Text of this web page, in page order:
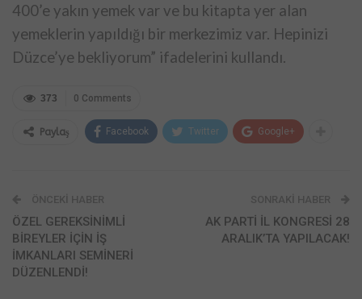
400’e yakın yemek var ve bu kitapta yer alan
yemeklerin yapıldığı bir merkezimiz var. Hepinizi
Düzce’ye bekliyorum” ifadelerini kullandı.
0 Comments
373
Paylaş Facebook Twitter Google+
ÖNCEKI HABER
ÖZEL GEREKSİNİMLİ
BİREYLER İÇİN İŞ
İMKANLARI SEMİNERİ
DÜZENLENDİ!
SONRAKI HABER
AK PARTİ İL KONGRESİ 28
ARALIK’TA YAPILACAK!